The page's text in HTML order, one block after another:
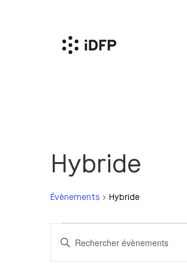
Hybride
Évènements Hybride
Évènements
Recherche
et
navigation
Saisir
mot-
clé.